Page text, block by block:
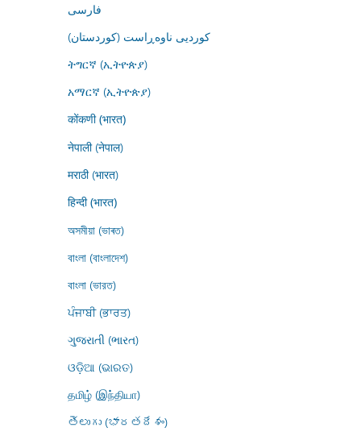
فارسى
کوردیی ناوەڕاست (کوردستان)
ትግርኛ (ኢትዮጵያ)
አማርኛ (ኢትዮጵያ)
कोंकणी (भारत)
नेपाली (नेपाल)
मराठी (भारत)
हिन्दी (भारत)
অসমীয়া (ভাৰত)
বাংলা (বাংলাদেশ)
বাংলা (ভারত)
ਪੰਜਾਬੀ (ਭਾਰਤ)
ગુજરાતી (ભારત)
ଓଡ଼ିଆ (ଭାରତ)
தமிழ் (இந்தியா)
తెలుగు (భారతదేశం)